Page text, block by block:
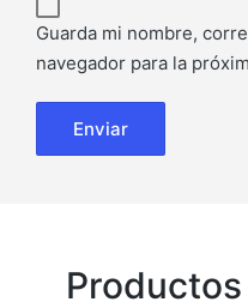
Guarda mi nombre,
navegador para la